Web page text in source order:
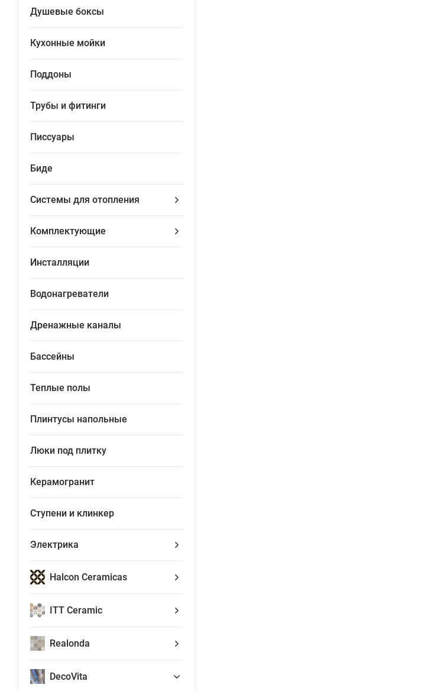
Душевые боксы
Кухонные мойки
Поддоны
Трубы и фитинги
Писсуары
Биде
Системы для отопления
Комплектующие
Инсталляции
Водонагреватели
Дренажные каналы
Бассейны
Теплые полы
Плинтусы напольные
Люки под плитку
Керамогранит
Ступени и клинкер
Электрика
Halcon Ceramicas
ITT Ceramic
Realonda
DecoVita